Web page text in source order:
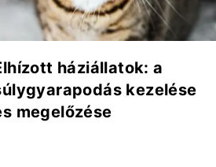
háziállatok: a
kezelése
megelőzése